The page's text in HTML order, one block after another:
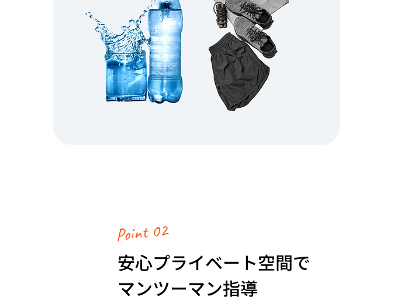
Point 02
安心プライベート空間で
マンツーマン指導